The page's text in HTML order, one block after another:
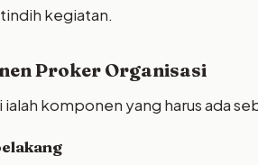
kegiatan.
Proker Organisasi
ialah komponen yang harus ada